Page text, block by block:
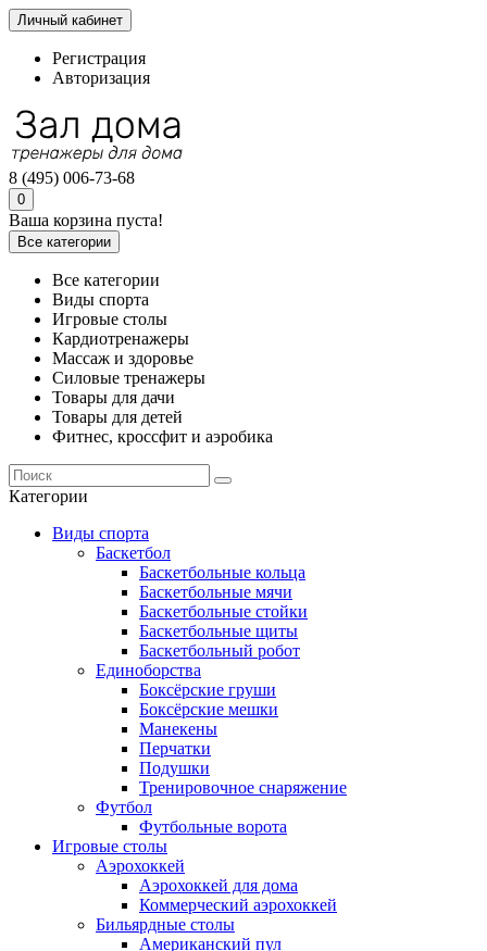
Личный кабинет
Регистрация
Авторизация
8 (495) 006-73-68
0
Ваша корзина пуста!
Все категории
Все категории
Виды спорта
Игровые столы
Кардиотренажеры
Массаж и здоровье
Силовые тренажеры
Товары для дачи
Товары для детей
Фитнес, кроссфит и аэробика
Категории
Виды спорта
Баскетбол
Баскетбольные кольца
Баскетбольные мячи
Баскетбольные стойки
Баскетбольные щиты
Баскетбольный робот
Единоборства
Боксёрские груши
Боксёрские мешки
Манекены
Перчатки
Подушки
Тренировочное снаряжение
Футбол
Футбольные ворота
Игровые столы
Аэрохоккей
Аэрохоккей для дома
Коммерческий аэрохоккей
Бильярдные столы
Американский пул